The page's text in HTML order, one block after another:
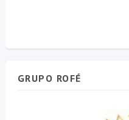
GRUPO ROFÉ